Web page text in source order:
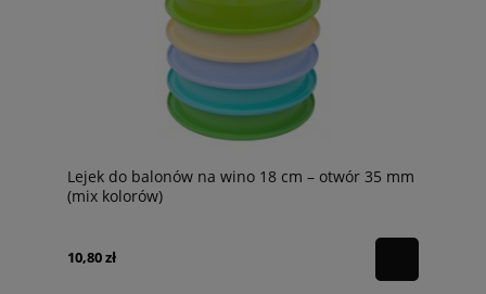
Lejek do balonów na wino 18 cm – otwór 35 mm
(mix kolorów)
10,80 zł